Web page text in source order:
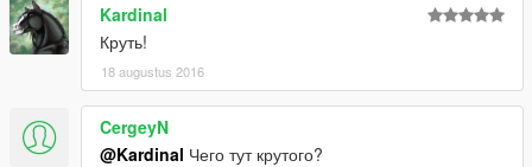
Kardinal
Круть!
18 augustus 2016
CergeyN
@Kardinal Чего тут крутого?